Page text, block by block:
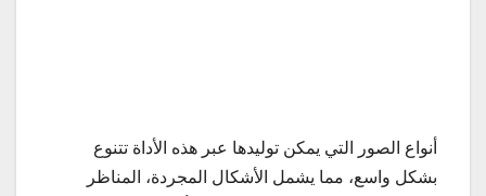
أنواع الصور التي يمكن توليدها عبر هذه الأداة تتنوع
بشكل واسع، مما يشمل الأشكال المجردة، المناظر